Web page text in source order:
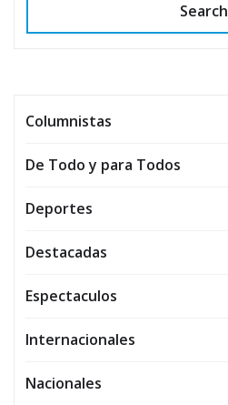
Search
Columnistas
De Todo y para Todos
Deportes
Destacadas
Espectaculos
Internacionales
Nacionales